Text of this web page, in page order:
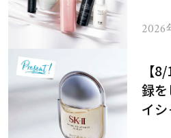
2026
【
録
イシャル ト